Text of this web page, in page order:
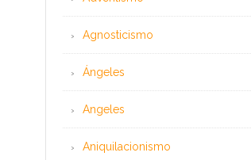
Agnosticismo
Ángeles
Angeles
Aniquilacionismo